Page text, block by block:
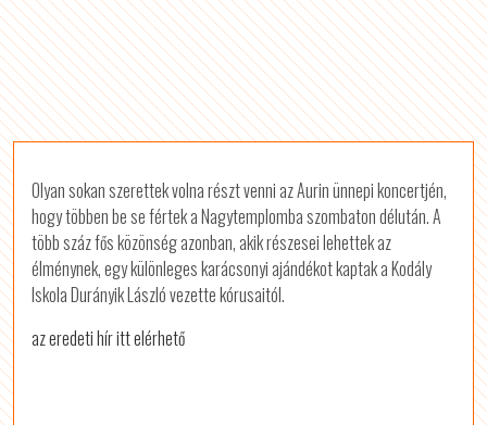
Olyan sokan szerettek volna részt venni az Aurin ünnepi koncertjén,
hogy többen be se fértek a Nagytemplomba szombaton délután. A
több száz fős közönség azonban, akik részesei lehettek az
élménynek, egy különleges karácsonyi ajándékot kaptak a Kodály
Iskola Durányik László vezette kórusaitól.
az eredeti hír itt elérhető